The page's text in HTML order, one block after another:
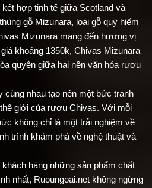
hợp tinh tế giữa Scotland và
gỗ Mizunara, loại gỗ quý hiếm
Mizunara mang đến hương vị
khoảng 1350k, Chivas Mizunara
quyện giữa hai nền văn hóa rượu
cùng nhau tạo nên một bức tranh
giới của rượu Chivas. Với mỗi
không chỉ là một trải nghiệm về
trình khám phá về nghệ thuật và
hàng những sản phẩm chất
nhất, Ruoungoai.net không ngừng